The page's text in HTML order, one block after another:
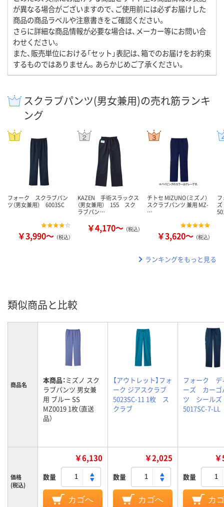
が異なる場合がございますので、ご使用前には必ずお届けした
商品の商品ラベルや注意書きをご確認ください。
さらに詳細な商品情報が必要な場合は、メーカー等にお問い合
わせください。
また、販売単位における「セット」表記は、箱でのお届けをお約束
するものではありません。あらかじめご了承ください。
スクラブパンツ(男女兼用)の売れ筋ランキ
ング
フォーク スクラブパン
ツ（男女兼用） 6003SC
￥3,990～ （税込）
KAZEN 手術スラックス
（男女兼用） 155 スク
ラブパン…
￥4,170～ （税込）
チトセ MIZUNO（ミズノ）
スクラブパンツ 兼用 MZ-
…
￥3,620～ （税込）
ランキングをもっと見る
類似商品と比較
商品名 本商品：ミズノ スク
ラブパンツ 男女兼
用 ブルー SS
MZ0019 1枚（直送
品）
【アウトレット】フォ
ーク ジアスクラブ
5023SC-11 1枚 ス
クラブ
フォーク デ
ーズ カーゴ
ツ シール
5017SC-7-
価格
(税込)
￥6,130
数量
カゴへ
￥2,025
数量
カゴへ
数量
カ